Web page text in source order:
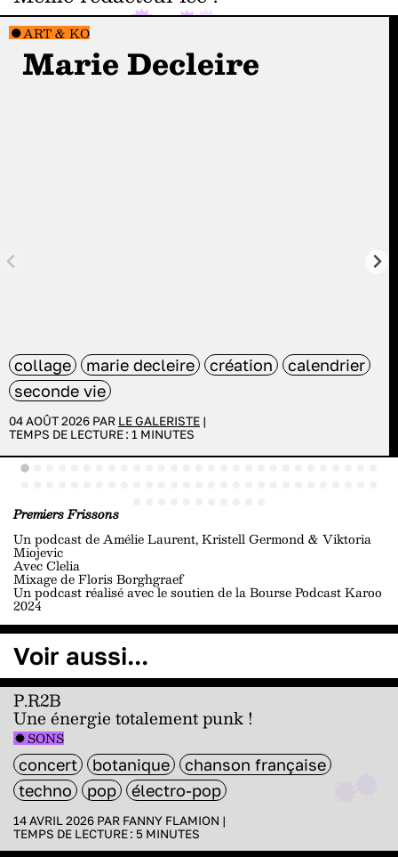
ART & KO
Marie Decleire
collage marie decleire création
calendrier
seconde vie
04 AOÛT 2026 PAR LE GALERISTE |
TEMPS DE LECTURE : 1 MINUTES
Premiers Frissons
Un podcast de Amélie Laurent, Kristell Germond & Viktoria
Miojevic
Avec Clelia
Mixage de Floris Borghgraef
Un podcast réalisé avec le soutien de la Bourse Podcast Karoo
2024
Voir aussi...
P.R2B
Une énergie totalement punk !
SONS
concert botanique
chanson française
techno
pop électro-pop
14 AVRIL 2026 PAR FANNY FLAMION |
TEMPS DE LECTURE : 5 MINUTES